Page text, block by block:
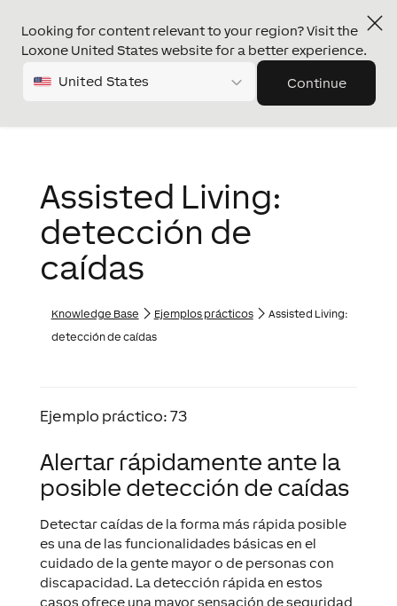
Looking for content relevant to your region? Visit the
Loxone United States website for a better experience.
United States Continue
Assisted Living:
detección de
caídas
Knowledge Base Ejemplos prácticos
Assisted Living:
detección de caídas
Ejemplo práctico: 73
Alertar rápidamente ante la
posible detección de caídas
Detectar caídas de la forma más rápida posible
es una de las funcionalidades básicas en el
cuidado de la gente mayor o de personas con
discapacidad. La detección rápida en estos
casos ofrece una mayor sensación de seguridad